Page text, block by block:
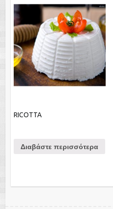
RICOTTA
Διαβάστε περισσότερα